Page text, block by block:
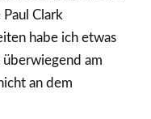
Clark
habe ich etwas
überwiegend am
an dem